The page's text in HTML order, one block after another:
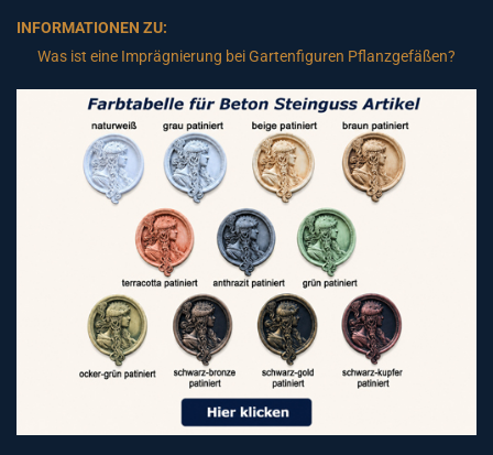
INFORMATIONEN ZU:
Was ist eine Imprägnierung bei Gartenfiguren Pflanzgefäßen?